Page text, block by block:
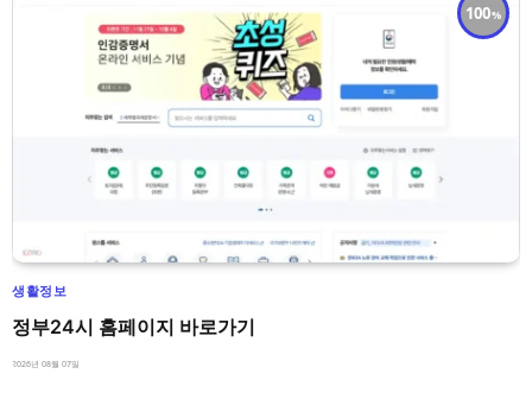
100
생활정보
정부24시 홈페이지 바로가기
2026년 08월 07일